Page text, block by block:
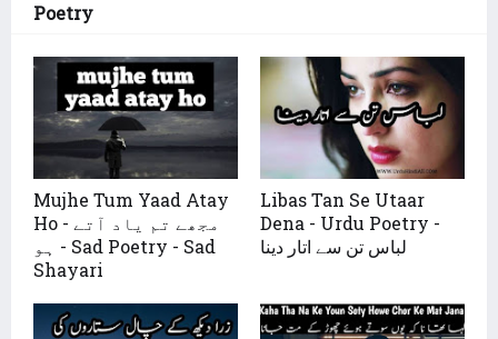
Poetry
Mujhe Tum Yaad Atay
Ho - مجھے تم یاد آتے
ہو - Sad Poetry - Sad
Shayari
Libas Tan Se Utaar
Dena - Urdu Poetry -
لباس تن سے اتار دینا